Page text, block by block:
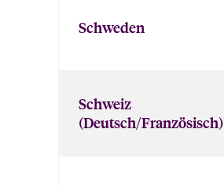
Schweden
Schweiz
(Deutsch/Französisch)